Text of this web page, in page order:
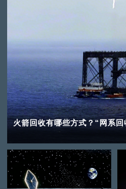
火箭回收有哪些方式？“网系回